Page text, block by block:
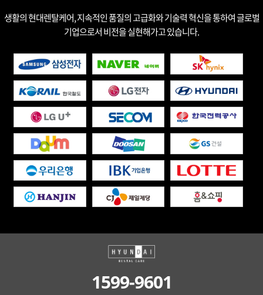
생활의 현대렌탈케어, 지속적인 품질의 고급화와 기술력 혁신을 통하여 글로벌
기업으로서 비전을 실현해가고 있습니다.
1599-9601